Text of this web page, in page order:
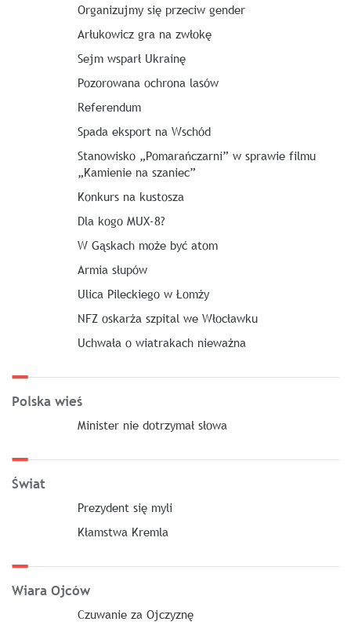
Organizujmy się przeciw gender
Arłukowicz gra na zwłokę
Sejm wsparł Ukrainę
Pozorowana ochrona lasów
Referendum
Spada eksport na Wschód
Stanowisko „Pomarańczarni” w sprawie filmu
„Kamienie na szaniec”
Konkurs na kustosza
Dla kogo MUX-8?
W Gąskach może być atom
Armia słupów
Ulica Pileckiego w Łomży
NFZ oskarża szpital we Włocławku
Uchwała o wiatrakach nieważna
Polska wieś
Minister nie dotrzymał słowa
Świat
Prezydent się myli
Kłamstwa Kremla
Wiara Ojców
Czuwanie za Ojczyznę